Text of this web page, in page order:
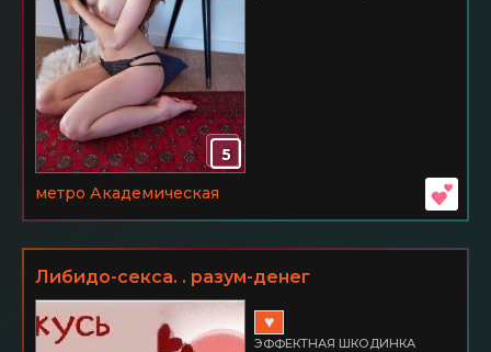
5
метро Академическая
Либидо-секса. . разум-денег
♥
ЭФФЕКТНАЯ ШКОДИНКА